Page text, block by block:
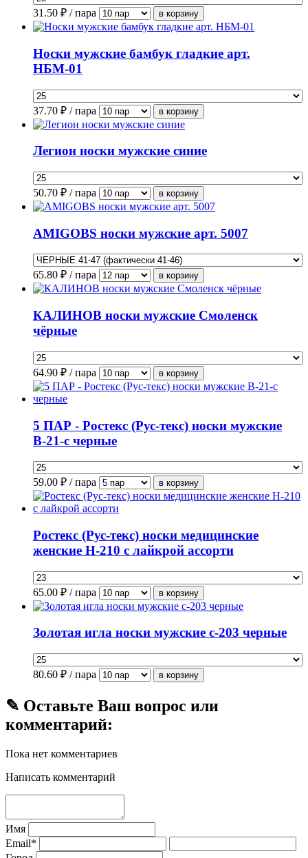
31.50 ₽ / пара
Носки мужские бамбук гладкие арт.
НБМ-01
37.70 ₽ / пара
Легион носки мужские синие
50.70 ₽ / пара
AMIGOBS носки мужские арт. 5007
65.80 ₽ / пара
КАЛИНОВ носки мужские Смоленск
чёрные
64.90 ₽ / пара
5 ПАР - Ростекс (Рус-текс) носки мужские
В-21-с черные
59.00 ₽ / пара
Ростекс (Рус-текс) носки медицинские
женские Н-210 с лайкрой ассорти
65.00 ₽ / пара
Золотая игла носки мужские с-203 черные
80.60 ₽ / пара
✎ Оставьте Ваш вопрос или
комментарий:
Пока нет комментариев
Написать комментарий
Имя
Email*